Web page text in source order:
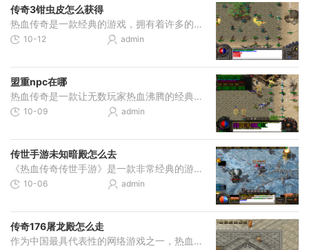
传奇3钳虫皮怎么获得
热血传奇是一款经典的游戏，拥有着许多的玩家和迷人的故事。在这款游戏中，钳虫皮是一种非常常见的装备材料，它的获得方式也有多种途径。下面我们就详细介绍一下热血传奇传奇
10-12 admin
盟重npc在哪
热血传奇是一款让无数玩家热血沸腾的经典网游，而其中一个重要的元素就是盟重NPC。这位NPC有着极为重要的位置和作用，下面我们一起来看看热血传奇盟重NPC在哪里。我们需要了解一
10-09 admin
传世手游未知暗殿怎么去
《热血传奇传世手游》是一款非常经典的游戏，如今已经成为了老玩家和新玩家都喜欢的热门游戏。在这个游戏中挑战未知暗殿是一个非常好玩的活动。本文将介绍如何前往未知暗殿及
10-06 admin
传奇176屠龙殿怎么走
作为中国最具代表性的网络游戏之一，热血传奇一直备受玩家的喜爱。自从推出176版本之后，新的屠龙殿玩法成为了许多粉丝追逐的目标。那么在176屠龙殿中，玩家该如何走呢？176屠龙